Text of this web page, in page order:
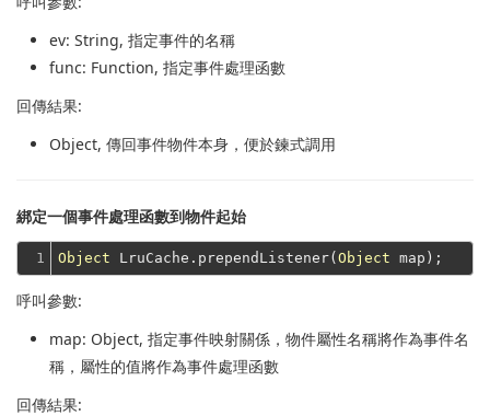
ev: String, 指定事件的名稱
func: Function, 指定事件處理函數
回傳結果:
Object, 傳回事件物件本身，便於鍊式調用
綁定一個事件處理函數到物件起始
1 Object LruCache.prependListener( Object
呼叫參數:
map: Object, 指定事件映射關係，物件屬性名稱將作為事件名
稱，屬性的值將作為事件處理函數
回傳結果: